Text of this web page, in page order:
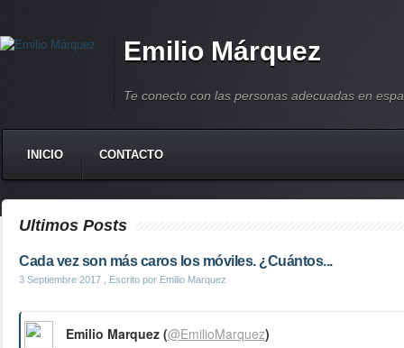
Emilio Márquez
Te conecto con las personas adecuadas en
INICIO CONTACTO
Ultimos Posts
Cada vez son más caros los móviles. ¿Cuántos...
3 Septiembre 2017 , Escrito por Emilio Marquez
Emilio Marquez (@EmilioMarquez)